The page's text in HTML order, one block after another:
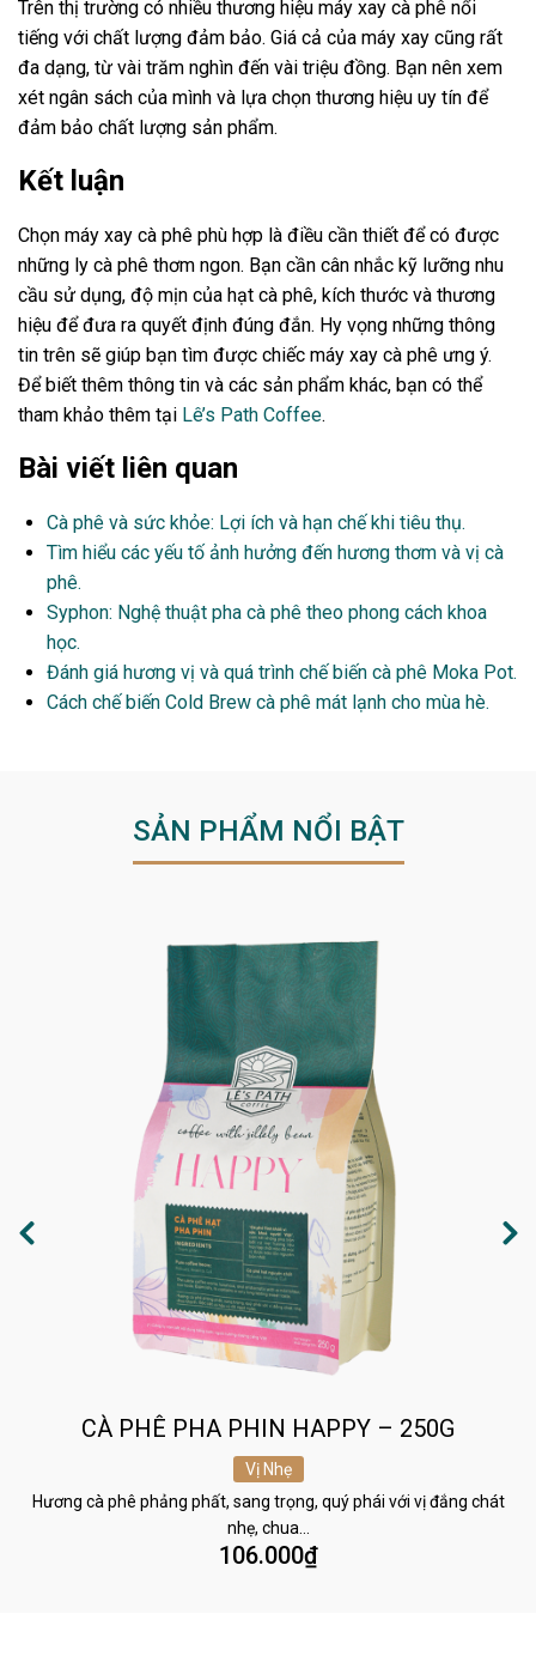
Trên thị trường có nhiều thương hiệu máy xay cà phê nổi
tiếng với chất lượng đảm bảo. Giá cả của máy xay cũng rất
đa dạng, từ vài trăm nghìn đến vài triệu đồng. Bạn nên xem
xét ngân sách của mình và lựa chọn thương hiệu uy tín để
đảm bảo chất lượng sản phẩm.
Kết luận
Chọn máy xay cà phê phù hợp là điều cần thiết để có được
những ly cà phê thơm ngon. Bạn cần cân nhắc kỹ lưỡng nhu
cầu sử dụng, độ mịn của hạt cà phê, kích thước và thương
hiệu để đưa ra quyết định đúng đắn. Hy vọng những thông
tin trên sẽ giúp bạn tìm được chiếc máy xay cà phê ưng ý.
Để biết thêm thông tin và các sản phẩm khác, bạn có thể
tham khảo thêm tại Lê’s Path Coffee.
Bài viết liên quan
Cà phê và sức khỏe: Lợi ích và hạn chế khi tiêu thụ.
Tìm hiểu các yếu tố ảnh hưởng đến hương thơm và vị cà
phê.
Syphon: Nghệ thuật pha cà phê theo phong cách khoa
học.
Đánh giá hương vị và quá trình chế biến cà phê Moka Pot.
Cách chế biến Cold Brew cà phê mát lạnh cho mùa hè.
SẢN PHẨM NỔI BẬT
CÀ PHÊ PHA PHIN HAPPY – 250G
Vị Nhẹ
Hương cà phê phảng phất, sang trọng, quý phái với vị đắng chát
nhẹ, chua…
106.000₫